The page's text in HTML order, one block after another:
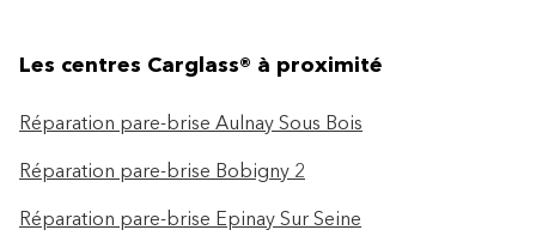
Les centres Carglass® à proximité
Réparation pare-brise Aulnay Sous Bois
Réparation pare-brise Bobigny 2
Réparation pare-brise Epinay Sur Seine